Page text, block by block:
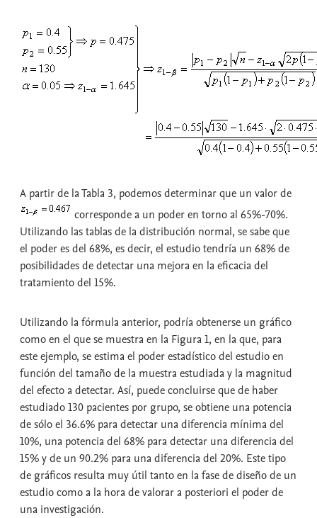
A partir de la Tabla 3, podemos determinar que un valor de
corresponde a un poder en torno al 65%-70%.
Utilizando las tablas de la distribución normal, se sabe que
el poder es del 68%, es decir, el estudio tendría un 68% de
posibilidades de detectar una mejora en la eficacia del
tratamiento del 15%.
Utilizando la fórmula anterior, podría obtenerse un gráfico
como en el que se muestra en la Figura 1, en la que, para
este ejemplo, se estima el poder estadístico del estudio en
función del tamaño de la muestra estudiada y la magnitud
del efecto a detectar. Así, puede concluirse que de haber
estudiado 130 pacientes por grupo, se obtiene una potencia
de sólo el 36.6% para detectar una diferencia mínima del
10%, una potencia del 68% para detectar una diferencia del
15% y de un 90.2% para una diferencia del 20%. Este tipo
de gráficos resulta muy útil tanto en la fase de diseño de un
estudio como a la hora de valorar a posteriori el poder de
una investigación.